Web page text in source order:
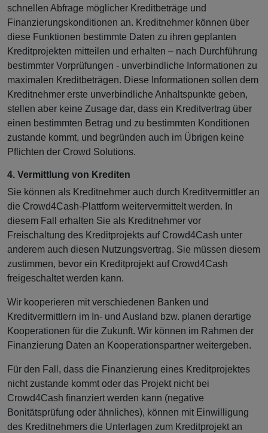
schnellen Abfrage möglicher Kreditbeträge und
Finanzierungskonditionen an. Kreditnehmer können über
diese Funktionen bestimmte Daten zu ihren geplanten
Kreditprojekten mitteilen und erhalten – nach Durchführung
bestimmter Vorprüfungen - unverbindliche Informationen zu
maximalen Kreditbeträgen. Diese Informationen sollen dem
Kreditnehmer erste unverbindliche Anhaltspunkte geben,
stellen aber keine Zusage dar, dass ein Kreditvertrag über
einen bestimmten Betrag und zu bestimmten Konditionen
zustande kommt, und begründen auch im Übrigen keine
Pflichten der Crowd Solutions.
4. Vermittlung von Krediten
Sie können als Kreditnehmer auch durch Kreditvermittler an
die Crowd4Cash-Plattform weitervermittelt werden. In
diesem Fall erhalten Sie als Kreditnehmer vor
Freischaltung des Kreditprojekts auf Crowd4Cash unter
anderem auch diesen Nutzungsvertrag. Sie müssen diesem
zustimmen, bevor ein Kreditprojekt auf Crowd4Cash
freigeschaltet werden kann.
Wir kooperieren mit verschiedenen Banken und
Kreditvermittlern im In- und Ausland bzw. planen derartige
Kooperationen für die Zukunft. Wir können im Rahmen der
Finanzierung Daten an Kooperationspartner weitergeben.
Für den Fall, dass die Finanzierung eines Kreditprojektes
nicht zustande kommt oder das Projekt nicht bei
Crowd4Cash finanziert werden kann (negative
Bonitätsprüfung oder ähnliches), können mit Einwilligung
des Kreditnehmers die Unterlagen zum Kreditprojekt an